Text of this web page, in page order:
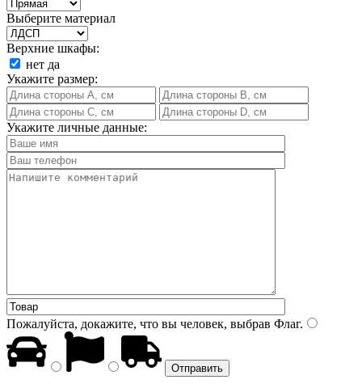
Выберите материал
Верхние шкафы:
нет да
Укажите размер:
Укажите личные данные:
Пожалуйста, докажите, что вы человек, выбрав Флаг.